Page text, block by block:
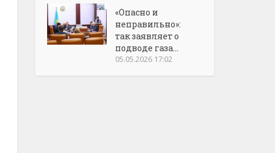
«Опасно и
неправильно»:
так заявляет о
подводе газа...
05.05.2026 17:02